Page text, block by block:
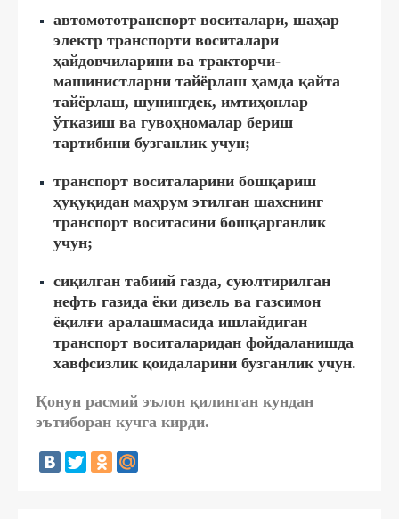
автомототранспорт воситалари, шаҳар
электр транспорти воситалари
ҳайдовчиларини ва тракторчи-
машинистларни тайёрлаш ҳамда қайта
тайёрлаш, шунингдек, имтиҳонлар
ўтказиш ва гувоҳномалар бериш
тартибини бузганлик учун;
транспорт воситаларини бошқариш
ҳуқуқидан маҳрум этилган шахснинг
транспорт воситасини бошқарганлик
учун;
сиқилган табиий газда, суюлтирилган
нефть газида ёки дизель ва газсимон
ёқилғи аралашмасида ишлайдиган
транспорт воситаларидан фойдаланишда
хавфсизлик қоидаларини бузганлик учун.
Қонун расмий эълон қилинган кундан
эътиборан кучга кирди.